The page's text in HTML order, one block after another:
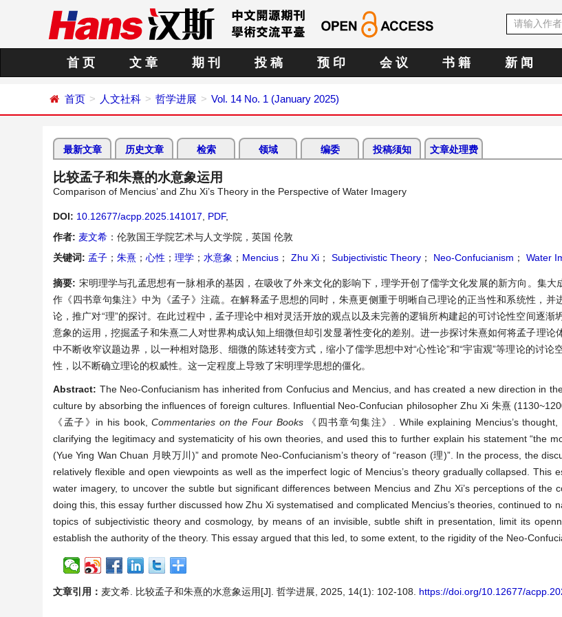
首 页 文 章 期 刊 投 稿 预 印 会 议 书 籍 新 闻
首页 人文社科 哲学进展 Vol. 14 No. 1 (January 2025)
最新文章 历史文章 检索 领域 编委 投稿须知 文章处理费
比较孟子和朱熹的水意象运用
Comparison of Mencius’ and Zhu Xi’s Theory in the Perspective of Water Imagery
DOI: 10.12677/acpp.2025.141017 PDF,
作者: 麦文希 ：伦敦国王学院艺术与人文学院，英国 伦敦
关键词: 孟子 ； 朱熹 ； 心性 ； 理学 ； 水意象 ； Mencius ； Zhu Xi ； Subjectivistic Theory ； Neo-Confucianism ； Water
摘要: 宋明理学与孔孟思想有一脉相承的基因，在吸收了外来文化的影响下，理学开创了儒学文化发展的新方向。集大
作《四书章句集注》中为《孟子》注疏。在解释孟子思想的同时，朱熹更侧重于明晰自己理论的正当性和系统性，并
论，推广对“理”的探讨。在此过程中，孟子理论中相对灵活开放的观点以及未完善的逻辑所构建起的可讨论性空间逐渐
意象的运用，挖掘孟子和朱熹二人对世界构成认知上细微但却引发显著性变化的差别。进一步探讨朱熹如何将孟子理论
中不断收窄议题边界，以一种相对隐形、细微的陈述转变方式，缩小了儒学思想中对“心性论”和“宇宙观”等理论的讨论
性，以不断确立理论的权威性。这一定程度上导致了宋明理学思想的僵化。
Abstract: The Neo-Confucianism has inherited from Confucius and Mencius, and has created a new direction in
culture by absorbing the influences of foreign cultures. Influential Neo-Confucian philosopher Zhu Xi 朱熹
《孟子》in his book,Commentaries on the Four Books《四书章句集注》. While explaining Mencius’s thought,
clarifying the legitimacy and systematicity of his own theories, and used this to further explain his statement “the
(Yue Ying Wan Chuan 月映万川)” and promote Neo-Confucianism’s theory of “reason (理)”. In the process, the
relatively flexible and open viewpoints as well as the imperfect logic of Mencius’s theory gradually collapsed. This
water imagery, to uncover the subtle but significant differences between Mencius and Zhu Xi’s perceptions of the
doing this, this essay further discussed how Zhu Xi systematised and complicated Mencius’s theories, continued to
topics of subjectivistic theory and cosmology, by means of an invisible, subtle shift in presentation, limit its
establish the authority of the theory. This essay argued that this led, to some extent, to the rigidity of the Neo-
文章引用： 麦文希. 比较孟子和朱熹的水意象运用[J]. 哲学进展, 2025, 14(1): 102-108. https://doi.org/10.12677/